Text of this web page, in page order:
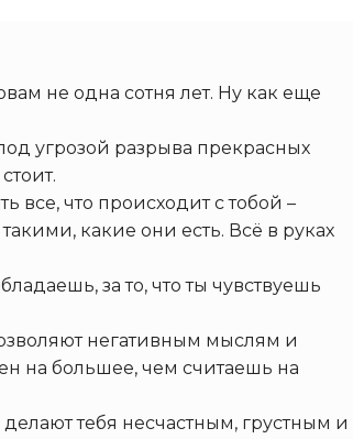
не одна сотня лет. Ну как еще
угрозой разрыва прекрасных
все, что происходит с тобой –
какие они есть. Всё в руках
за то, что ты чувствуешь
негативным мыслям и
на большее, чем считаешь на
тебя несчастным, грустным и